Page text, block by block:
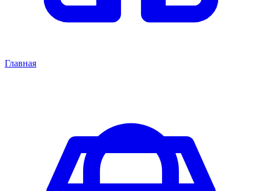
Главная